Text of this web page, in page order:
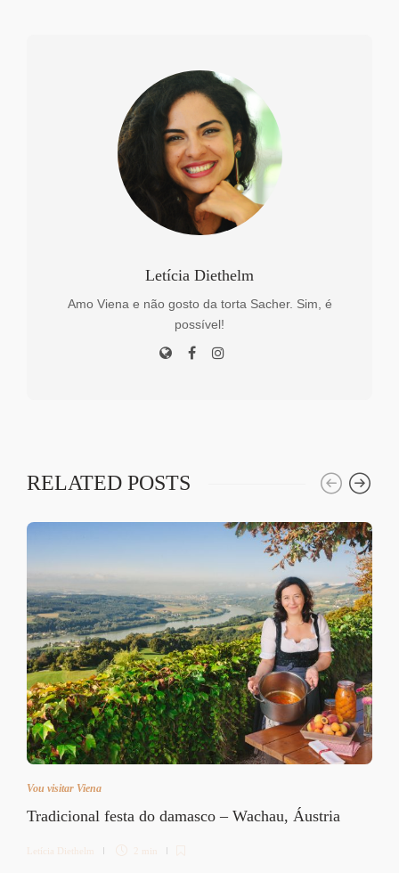
Letícia Diethelm
Amo Viena e não gosto da torta Sacher. Sim, é
possível!
RELATED POSTS
Vou visitar Viena
Tradicional festa do damasco – Wachau, Áustria
Letícia Diethelm 2 min